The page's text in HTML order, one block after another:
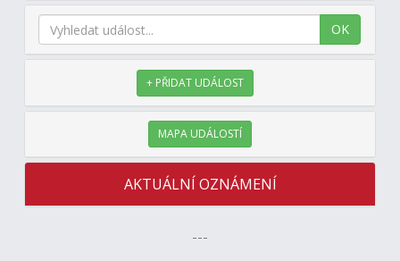
OK
+ PŘIDAT UDÁLOST
MAPA UDÁLOSTÍ
AKTUÁLNÍ OZNÁMENÍ
---